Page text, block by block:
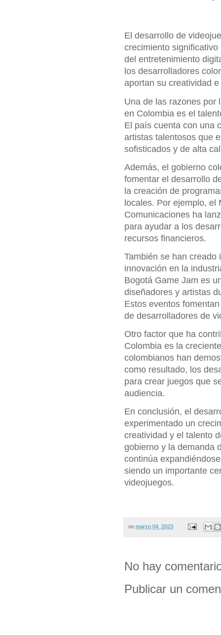
El desarrollo de
crecimiento
del entretenimiento
los desarrolladores
aportan su creatividad
Una de las razones por
en Colombia es el
El país cuenta con una
artistas talentosos que
sofisticados y de alta
Además, el gobierno
fomentar el desarrollo
la creación de
locales. Por ejemplo, el
Comunicaciones ha
para ayudar a los
recursos financieros.
También se han
innovación en la
Bogotá Game Jam es
diseñadores y artistas
Estos eventos
de desarrolladores de
Otro factor que ha
Colombia es la
colombianos han
como resultado, los
para crear juegos que
audiencia.
En conclusión, el
experimentado un
creatividad y el talento
gobierno y la demanda
continúa
siendo un importante
videojuegos.
on marzo 04, 2023
No hay
Publicar un